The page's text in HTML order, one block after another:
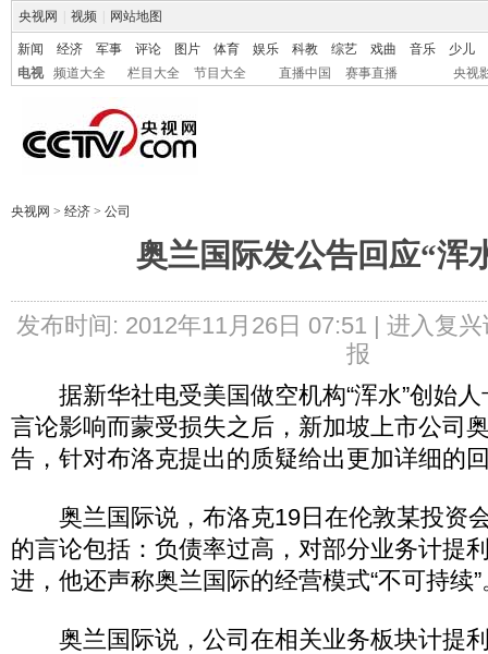
央视网 视频 网站地图
新闻 经济 军事 评论 图片 体育 娱乐 科教 综艺 戏曲 音乐
少儿
电视
频道大全 栏目大全 节目大全 直播中国 赛事直播 央视
央视网 > 经济 > 公司
奥兰国际发公告回应“浑
发布时间: 2012年11月26日 07:51 | 进入复兴
报
据新华社电受美国做空机构“浑水”创始人
言论影响而蒙受损失之后，新加坡上市公司
告，针对布洛克提出的质疑给出更加详细的
奥兰国际说，布洛克19日在伦敦某投资
的言论包括：负债率过高，对部分业务计提
进，他还声称奥兰国际的经营模式“不可持续”
奥兰国际说，公司在相关业务板块计提